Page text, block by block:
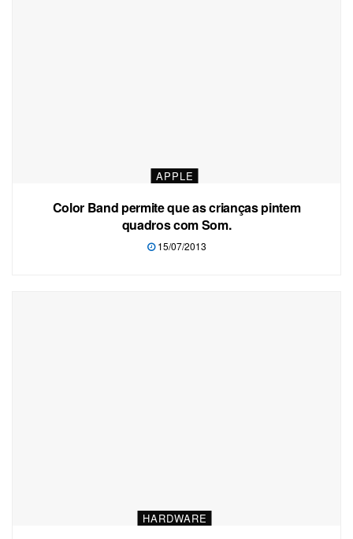
APPLE
Color Band permite que as crianças pintem
quadros com Som.
15/07/2013
HARDWARE